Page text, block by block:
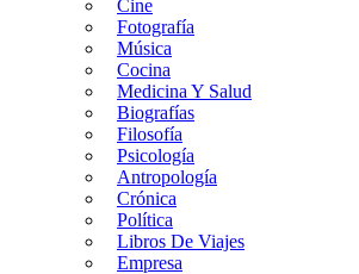
Cine
Fotografía
Música
Cocina
Medicina Y Salud
Biografías
Filosofía
Psicología
Antropología
Crónica
Política
Libros De Viajes
Empresa